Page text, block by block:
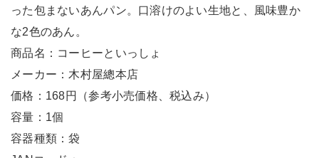
った包まないあんパン。口溶けのよい生地と、風味豊か
な2色のあん。
商品名：コーヒーといっしょ
メーカー：木村屋總本店
価格：168円（参考小売価格、税込み）
容量：1個
容器種類：袋